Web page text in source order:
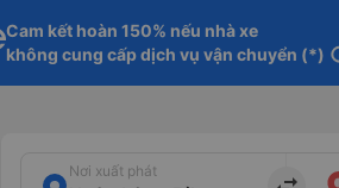
Cam kết hoàn 150% nếu nhà xe
không cung cấp dịch vụ vận chuyển (*)
Nơi xuất phát